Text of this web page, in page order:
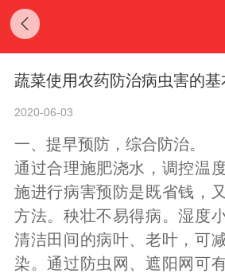
蔬菜使用农药防治病虫害的基
2020-06-03
一、提早预防，综合防治。
通过合理施肥浇水，调控温
施进行病害预防是既省钱，
方法。秧壮不易得病。湿度
清洁田间的病叶、老叶，可
染。通过防虫网、遮阳网可